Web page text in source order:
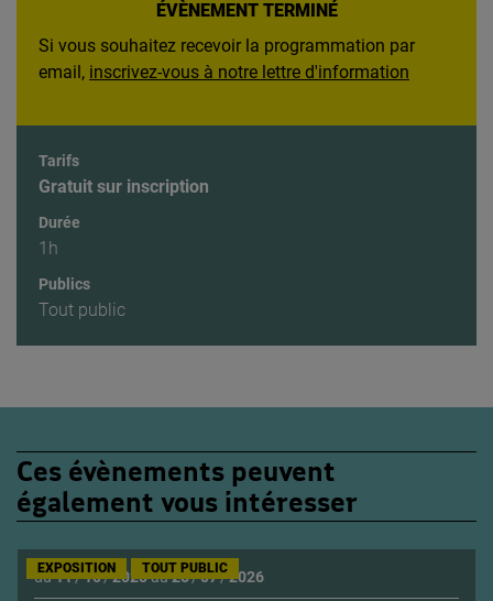
ÉVÈNEMENT TERMINÉ
Si vous souhaitez recevoir la programmation par
email, inscrivez-vous à notre lettre d'information
Tarifs
Gratuit sur inscription
Durée
1h
Publics
Tout public
Ces évènements peuvent
également vous intéresser
du11/10/2025au25/07/2026
EXPOSITION TOUT PUBLIC